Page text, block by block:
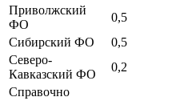
Приволжский
ФО
0,5
Сибирский ФО
0,5
Северо-
Кавказский ФО
0,2
Справочно